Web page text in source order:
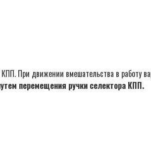
При движении вмешательства в работу
перемещения ручки селектора КПП.